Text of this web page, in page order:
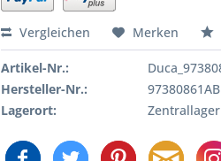
Vergleichen Merken
Artikel-Nr.:
Hersteller-Nr.:
97380861AB
Lagerort:
Zentrallager